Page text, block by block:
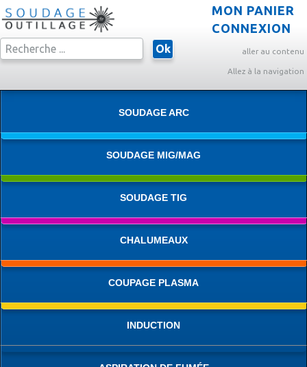
aller au contenu
Allez à la navigation
CONNEXION
MON PANIER
Ok
SOUDAGE ARC
SOUDAGE MIG/MAG
SOUDAGE TIG
CHALUMEAUX
COUPAGE PLASMA
INDUCTION